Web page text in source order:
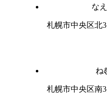
な
札幌市中央区北
ね
札幌市中央区南